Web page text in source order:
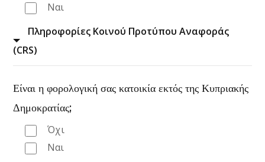
Ναι
Πληροφορίες Κοινού Προτύπου Αναφοράς
(CRS)
Είναι η φορολογική σας κατοικία εκτός της Κυπριακής
Δημοκρατίας;
Όχι
Ναι